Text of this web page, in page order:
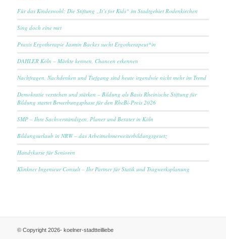
Für das Kindeswohl: Die Stiftung „It’s for Kids“ im Stadtgebiet Rodenkirchen
Sing doch eine met
Praxis Ergotherapie Jasmin Backes sucht Ergotherapeut*in
DAHLER Köln – Märkte kennen, Chancen erkennen
Nachfragen, Nachdenken und Tiefgang sind heute irgendwie nicht mehr im Trend
Demokratie verstehen und stärken – Bildung als Basis Rheinische Stiftung für
Bildung startet Bewerbungsphase für den RheBi-Preis 2026
SMP – Ihre Sachverständigen, Planer und Berater in Köln
Bildungsurlaub in NRW – das Arbeitnehmerweiterbildungsgesetz
Handykurse für Senioren
Klinkner Ingenieur Consult – Ihr Partner für Statik und Tragwerksplanung
© Copyright 2026- koelner-stadtteilliebe